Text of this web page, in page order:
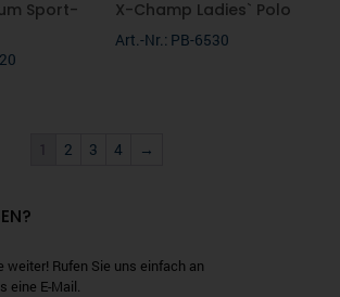
Sport-
X-Champ Ladies` Polo
Art.-Nr.: PB-6530
1 2 3 4 →
weiter! Rufen Sie uns einfach an
eine E-Mail.